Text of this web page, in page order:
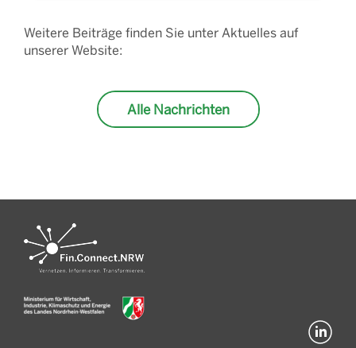
Weitere Beiträge finden Sie unter Aktuelles auf
unserer Website:
Alle Nachrichten